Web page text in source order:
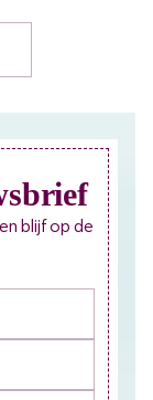
blijf op de